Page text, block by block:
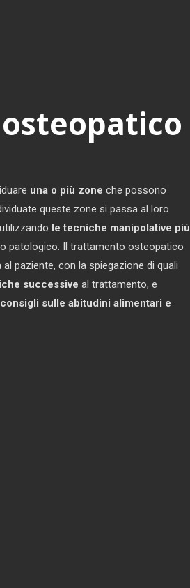
una o più zone che possono
queste zone si passa al loro
le tecniche manipolative più
patologico. Il trattamento osteopatico
al paziente, con la spiegazione di quali
successive al trattamento, e
consigli sulle abitudini alimentari e